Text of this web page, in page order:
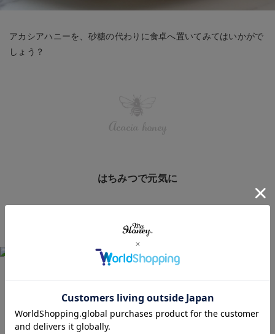
アカシアハニーを、砂糖の代わりに食卓へ置いてみてはいかがで
しょう？
Acacia honey
はちみつで元気に
Acacia honey